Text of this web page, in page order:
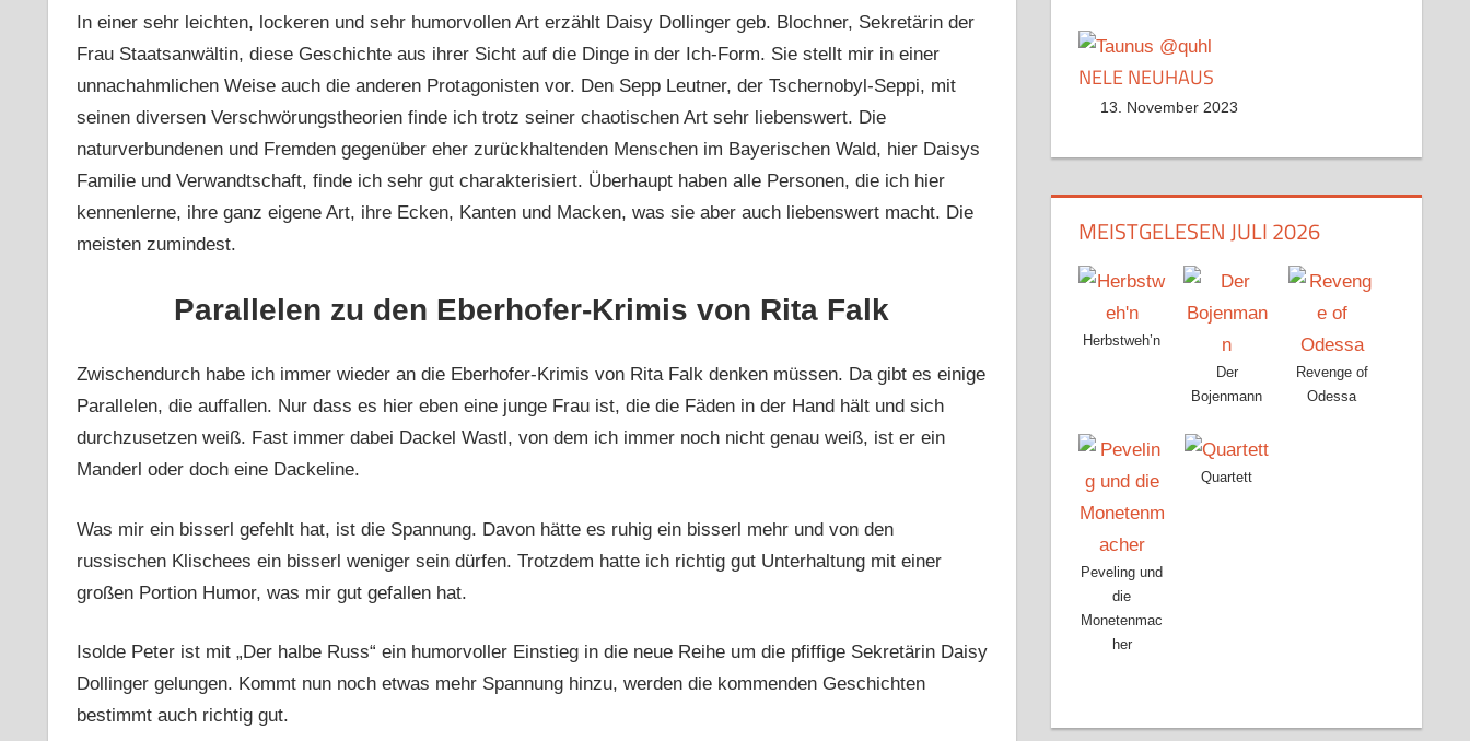
In einer sehr leichten, lockeren und sehr humorvollen Art erzählt Daisy Dollinger geb. Blochner, Sekretärin der
Frau Staatsanwältin, diese Geschichte aus ihrer Sicht auf die Dinge in der Ich-Form. Sie stellt mir in einer
unnachahmlichen Weise auch die anderen Protagonisten vor. Den Sepp Leutner, der Tschernobyl-Seppi, mit
seinen diversen Verschwörungstheorien finde ich trotz seiner chaotischen Art sehr liebenswert. Die
naturverbundenen und Fremden gegenüber eher zurückhaltenden Menschen im Bayerischen Wald, hier Daisys
Familie und Verwandtschaft, finde ich sehr gut charakterisiert. Überhaupt haben alle Personen, die ich hier
kennenlerne, ihre ganz eigene Art, ihre Ecken, Kanten und Macken, was sie aber auch liebenswert macht. Die
meisten zumindest.
Parallelen zu den Eberhofer-Krimis von Rita Falk
Zwischendurch habe ich immer wieder an die Eberhofer-Krimis von Rita Falk denken müssen. Da gibt es einige
Parallelen, die auffallen. Nur dass es hier eben eine junge Frau ist, die die Fäden in der Hand hält und sich
durchzusetzen weiß. Fast immer dabei Dackel Wastl, von dem ich immer noch nicht genau weiß, ist er ein
Manderl oder doch eine Dackeline.
Was mir ein bisserl gefehlt hat, ist die Spannung. Davon hätte es ruhig ein bisserl mehr und von den
russischen Klischees ein bisserl weniger sein dürfen. Trotzdem hatte ich richtig gut Unterhaltung mit einer
großen Portion Humor, was mir gut gefallen hat.
Isolde Peter ist mit „Der halbe Russ“ ein humorvoller Einstieg in die neue Reihe um die pfiffige Sekretärin Daisy
Dollinger gelungen. Kommt nun noch etwas mehr Spannung hinzu, werden die kommenden Geschichten
bestimmt auch richtig gut.
NELE NEUHAUS
13. November 2023
MEISTGELESEN JULI 2026
Herbstweh’n
Der
Bojenmann
Revenge of
Odessa
Peveling und
die
Monetenmac
her
Quartett